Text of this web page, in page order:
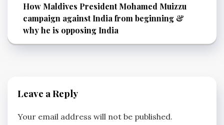
How Maldives President Mohamed Muizzu
campaign against India from beginning &
why he is opposing India
Leave a Reply
Your email address will not be published.